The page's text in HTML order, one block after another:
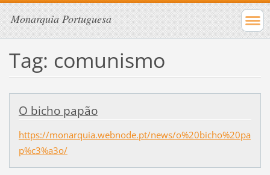
Monarquia Portuguesa
Tag: comunismo
O bicho papão
https://monarquia.webnode.pt/news/o%20bicho%20pa
p%c3%a3o/